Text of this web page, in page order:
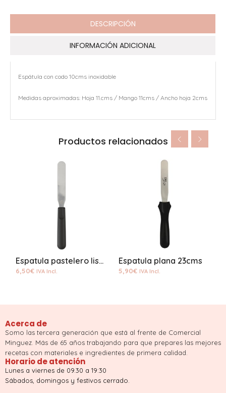
DESCRIPCIÓN
INFORMACIÓN ADICIONAL
Espátula con codo 10cms inoxidable
Medidas aproximadas: Hoja 11.cms / Mango 11cms / Ancho hoja 2cms
Productos relacionados
Espatula pastelero lisa 23cms Wilton
6,50€ IVA Incl.
Espatula plana 23cms
5,90€ IVA Incl.
Acerca de
Somo las tercera generación que está al frente de Comercial
Minguez. Más de 65 años trabajando para que prepares las mejores
recetas con materiales e ingredientes de primera calidad.
Horario de atención
Lunes a viernes de 09.30 a 19:30
Sábados, domingos y festivos cerrado.